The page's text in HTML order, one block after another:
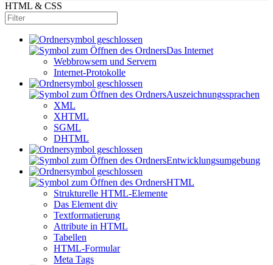
HTML & CSS
Das Internet
Webbrowsern und Servern
Internet-Protokolle
Auszeichnungssprachen
XML
XHTML
SGML
DHTML
Entwicklungsumgebung
HTML
Strukturelle HTML-Elemente
Das Element div
Textformatierung
Attribute in HTML
Tabellen
HTML-Formular
Meta Tags